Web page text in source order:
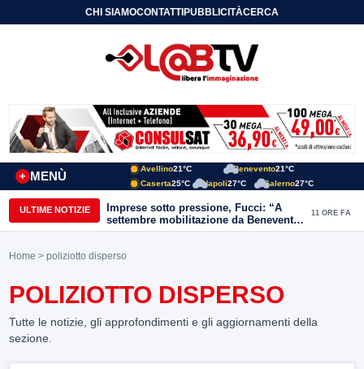
CHI SIAMOCONTATTIPUBBLICITÀCERCA
MENÙ
+
Avellino21°C Benevento21°C
Caserta25°C Napoli27°C Salerno27°C
ULTIME NOTIZIE
Imprese sotto pressione, Fucci: “A
settembre mobilitazione da Benevento
e Avellino”
11 ORE FA
Home > poliziotto disperso
POLIZIOTTO DISPERSO
Tutte le notizie, gli approfondimenti e gli aggiornamenti della
sezione.